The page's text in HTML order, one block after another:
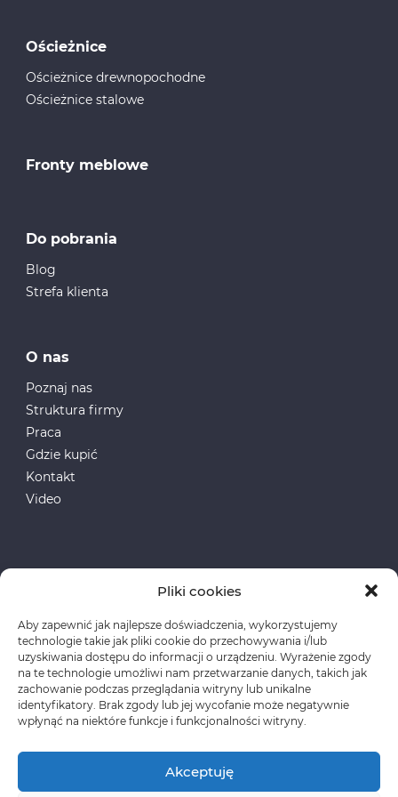
Pliki cookies
Aby zapewnić jak najlepsze doświadczenia, wykorzystujemy
technologie takie jak pliki cookie do przechowywania i/lub
uzyskiwania dostępu do informacji o urządzeniu. Wyrażenie zgody
na te technologie umożliwi nam przetwarzanie danych, takich jak
zachowanie podczas przeglądania witryny lub unikalne
identyfikatory. Brak zgody lub jej wycofanie może negatywnie
wpłynąć na niektóre funkcje i funkcjonalności witryny.
Akceptuję
Ościeżnice
Ościeżnice drewnopochodne
Ościeżnice stalowe
Fronty meblowe
Do pobrania
Blog
Strefa klienta
O nas
Poznaj nas
Struktura firmy
Praca
Gdzie kupić
Kontakt
Video
Fundusze Europejskie
Polityka prywatności